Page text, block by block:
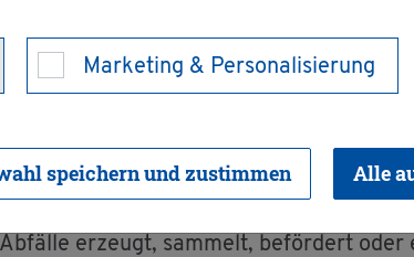
Marketing & Personalisierung
speichern und zustimmen Alle
und
er­zeugt, sam­melt, be­för­dert